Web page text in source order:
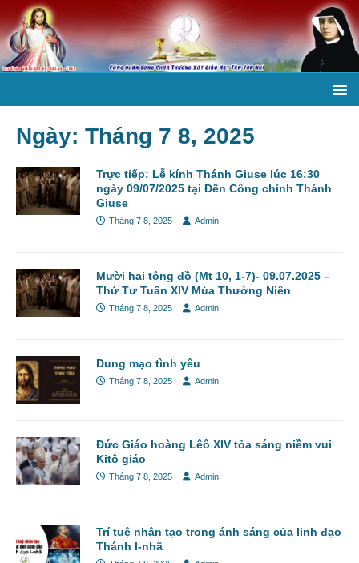
Ngày: Tháng 7 8, 2025
Trực tiếp: Lễ kính Thánh Giuse lúc 16:30
ngày 09/07/2025 tại Đền Công chính Thánh
Giuse
Tháng 7 8, 2025 Admin
Mười hai tông đồ (Mt 10, 1-7)- 09.07.2025 –
Thứ Tư Tuần XIV Mùa Thường Niên
Tháng 7 8, 2025 Admin
Dung mạo tình yêu
Tháng 7 8, 2025 Admin
Đức Giáo hoàng Lêô XIV tỏa sáng niềm vui
Kitô giáo
Tháng 7 8, 2025 Admin
Trí tuệ nhân tạo trong ánh sáng của linh đạo
Thánh I-nhã